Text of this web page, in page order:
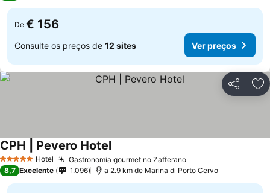
De € 156
Consulte os preços de 12 sites Ver preços
Partilhar
5 Estrelas Hotel Gastronomia gourmet no ZafferanoVer preços
CPH | Pevero HotelVer preços
8,7 Excelente 1.096 a 2.9 km de Marina di Porto Cervo